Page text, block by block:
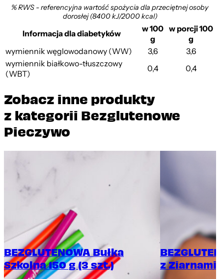
% RWS - referencyjna wartość spożycia dla przeciętnej osoby
dorosłej (8400 kJ/2000 kcal)
Informacja dla diabetyków
w 100
g
w porcji 100
g
wymiennik węglowodanowy (WW)
3,6
3,6
wymiennik białkowo-tłuszczowy
(WBT)
0,4 0,4
Zobacz inne produkty
z kategorii Bezglutenowe
Pieczywo
BEZGLUTENOWA Bułka
Szkolna 150 g (3 szt.)
z Ziarnami